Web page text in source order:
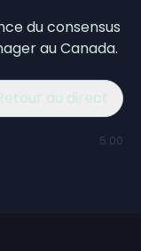
du consensus
au Canada.
au direct
5:00